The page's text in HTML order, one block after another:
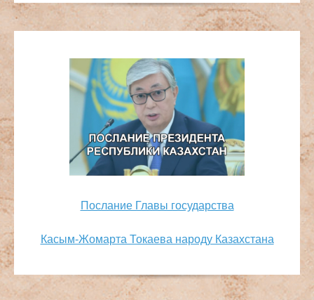
Послание Главы государства
Касым-Жомарта Токаева народу Казахстана